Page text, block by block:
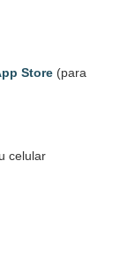
Store (para
celular